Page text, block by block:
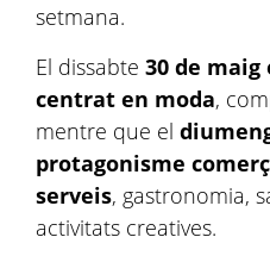
setmana.
El dissabte 30 de
centrat en moda,
mentre que el
protagonisme
serveis, gastronomia,
activitats creatives.